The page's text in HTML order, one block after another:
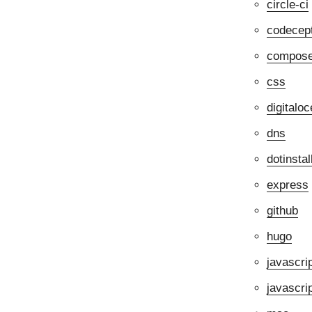
circle-ci
css
dns
dotinstall
express
github
hugo